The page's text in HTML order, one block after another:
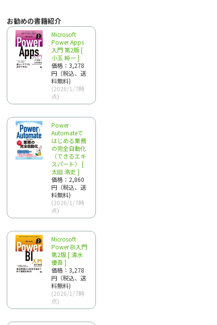
お勧めの書籍紹介
Microsoft
Power Apps
入門 第2版 [
小玉 純一 ]
価格：3,278
円（税込、送
料無料)
(2026/1/7時
点)
Power
Automateで
はじめる業務
の完全自動化
（できるエキ
スパート） [
太田 浩史 ]
価格：2,860
円（税込、送
料無料)
(2026/1/7時
点)
Microsoft
Power BI入門
第2版 [ 清水
優吾 ]
価格：3,278
円（税込、送
料無料)
(2026/1/7時
点)